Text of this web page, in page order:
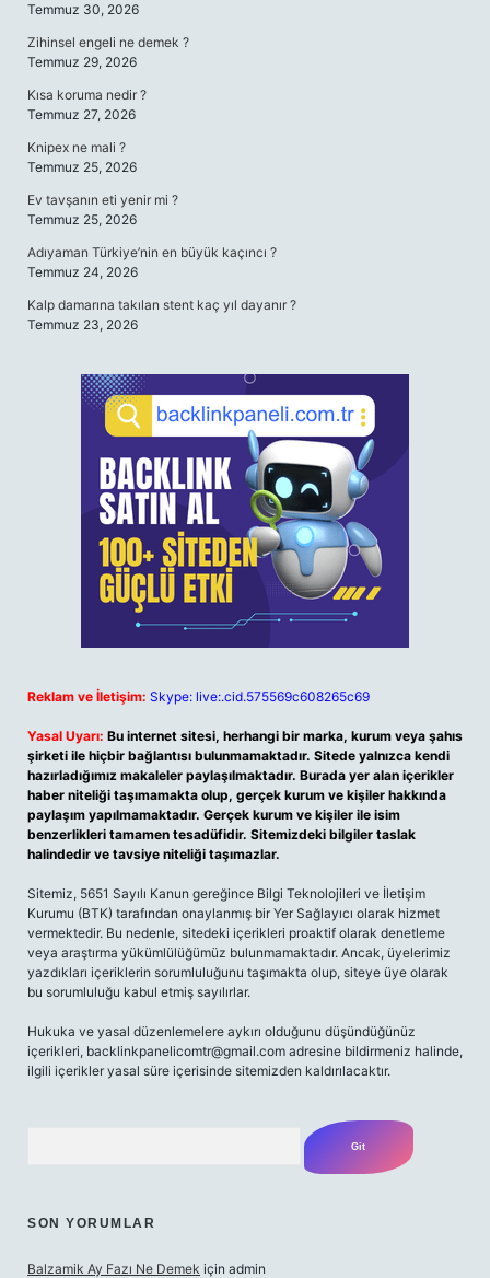
Temmuz 30, 2026
Zihinsel engeli ne demek ?
Temmuz 29, 2026
Kısa koruma nedir ?
Temmuz 27, 2026
Knipex ne mali ?
Temmuz 25, 2026
Ev tavşanın eti yenir mi ?
Temmuz 25, 2026
Adıyaman Türkiye’nin en büyük kaçıncı ?
Temmuz 24, 2026
Kalp damarına takılan stent kaç yıl dayanır ?
Temmuz 23, 2026
Reklam ve İletişim: Skype: live:.cid.575569c608265c69
Yasal Uyarı: Bu internet sitesi, herhangi bir marka, kurum veya şahıs
şirketi ile hiçbir bağlantısı bulunmamaktadır. Sitede yalnızca kendi
hazırladığımız makaleler paylaşılmaktadır. Burada yer alan içerikler
haber niteliği taşımamakta olup, gerçek kurum ve kişiler hakkında
paylaşım yapılmamaktadır. Gerçek kurum ve kişiler ile isim
benzerlikleri tamamen tesadüfidir. Sitemizdeki bilgiler taslak
halindedir ve tavsiye niteliği taşımazlar.
Sitemiz, 5651 Sayılı Kanun gereğince Bilgi Teknolojileri ve İletişim
Kurumu (BTK) tarafından onaylanmış bir Yer Sağlayıcı olarak hizmet
vermektedir. Bu nedenle, sitedeki içerikleri proaktif olarak denetleme
veya araştırma yükümlülüğümüz bulunmamaktadır. Ancak, üyelerimiz
yazdıkları içeriklerin sorumluluğunu taşımakta olup, siteye üye olarak
bu sorumluluğu kabul etmiş sayılırlar.
Hukuka ve yasal düzenlemelere aykırı olduğunu düşündüğünüz
içerikleri, backlinkpanelicomtr@gmail.com adresine bildirmeniz halinde,
ilgili içerikler yasal süre içerisinde sitemizden kaldırılacaktır.
SON YORUMLAR
Balzamik Ay Fazı Ne Demek için admin